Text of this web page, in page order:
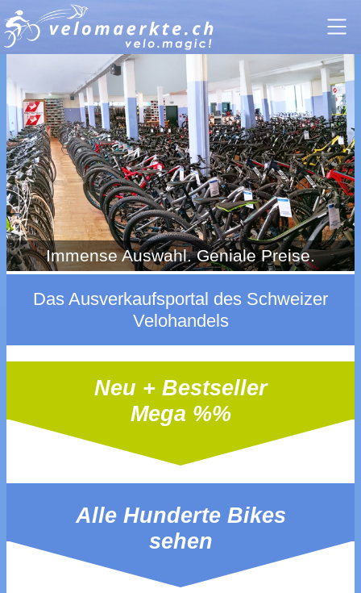
Immense Auswahl. Geniale Preise.
Das Ausverkaufsportal des Schweizer
Velohandels
Neu + Bestseller
Mega %%
Alle Hunderte Bikes
sehen